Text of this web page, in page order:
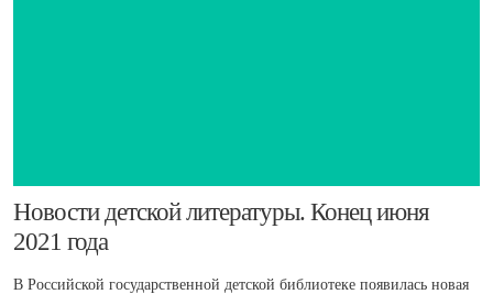
​Новости детской литературы. Конец июня
2021 года
В Российской государственной детской библиотеке появилась новая